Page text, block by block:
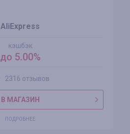
AliExpress
кэшбэк
до 5.00%
2316 отзывов
В МАГАЗИН
ПОДРОБНЕЕ